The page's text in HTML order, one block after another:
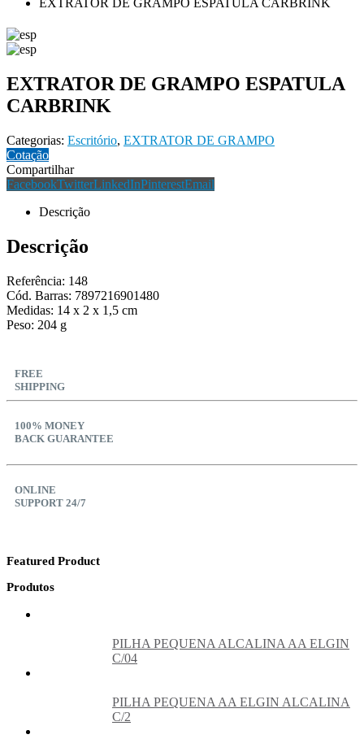
EXTRATOR DE GRAMPO ESPATULA CARBRINK
EXTRATOR DE GRAMPO ESPATULA
CARBRINK
Categorias: Escritório, EXTRATOR DE GRAMPO
Cotação
Compartilhar
FacebookTwitterLinkedInPinterestEmail
Descrição
Descrição
Referência: 148
Cód. Barras: 7897216901480
Medidas: 14 x 2 x 1,5 cm
Peso: 204 g
FREE
SHIPPING
100% MONEY
BACK GUARANTEE
ONLINE
SUPPORT 24/7
Featured Product
Produtos
PILHA PEQUENA ALCALINA AA ELGIN
C/04
PILHA PEQUENA AA ELGIN ALCALINA
C/2